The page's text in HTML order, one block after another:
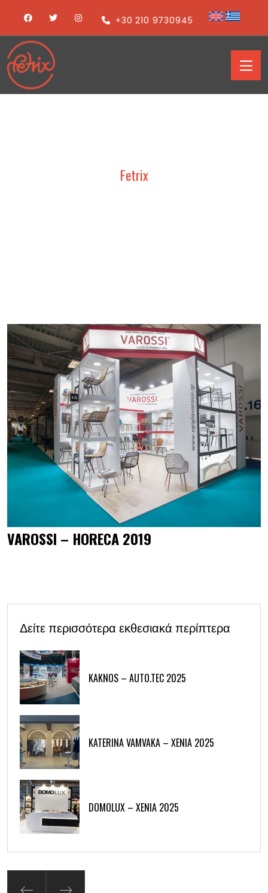
+30 210 9730945
Fetrix
VAROSSI – HORECA 2019
Δείτε περισσότερα εκθεσιακά περίπτερα
KAKNOS – AUTO.TEC 2025
KATERINA VAMVAKA – XENIA 2025
DOMOLUX – XENIA 2025